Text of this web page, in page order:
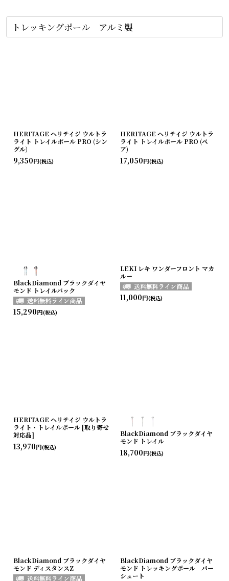
トレッキングポール アルミ製
HERITAGE ヘリテイジ ウルトラ
ライト トレイルポール PRO (シン
グル)
9,350円(税込)
HERITAGE ヘリテイジ ウルトラ
ライト トレイルポール PRO (ペ
ア)
17,050円(税込)
BlackDiamond ブラックダイヤ
モンド トレイルバック
15,290円(税込)
LEKI レキ ワンダーフロント マカ
ルー
11,000円(税込)
HERITAGE ヘリテイジ ウルトラ
ライト・トレイルポール [取り寄せ
対応品]
13,970円(税込)
BlackDiamond ブラックダイヤ
モンド トレイル
18,700円(税込)
BlackDiamond ブラックダイヤ
モンド ディスタンスZ
BlackDiamond ブラックダイヤ
モンド トレッキングポール パー
シュート